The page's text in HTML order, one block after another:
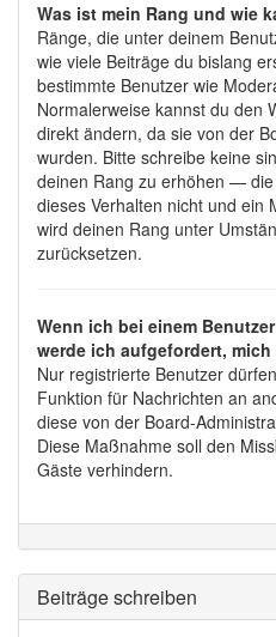
Was ist mein Rang und wie
Ränge, die unter deinem
wie viele Beiträge du bislang
bestimmte Benutzer wie
Normalerweise kannst du den
direkt ändern, da sie von der
wurden. Bitte schreibe keine
deinen Rang zu erhöhen —
dieses Verhalten nicht und ein
wird deinen Rang unter
zurücksetzen.
Wenn ich bei einem
werde ich aufgefordert, mich
Nur registrierte Benutzer
Funktion für Nachrichten an
diese von der Board-
Diese Maßnahme soll den
Gäste verhindern.
Beiträge schreiben